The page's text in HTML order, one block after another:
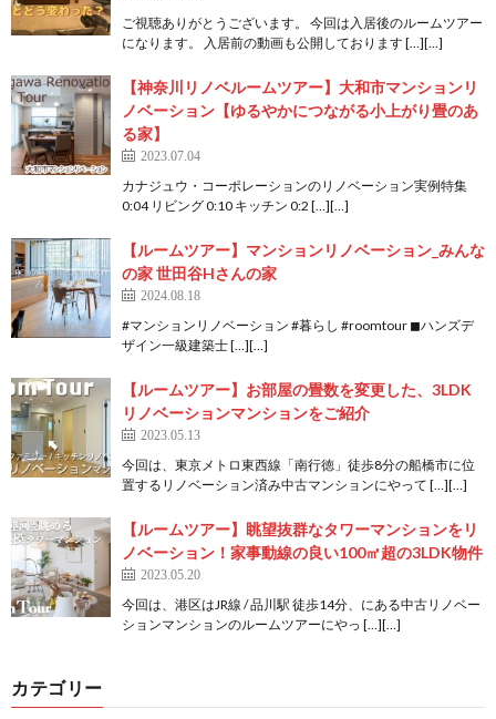
ご視聴ありがとうございます。 今回は入居後のルームツアー
になります。 入居前の動画も公開しております […][…]
【神奈川リノベルームツアー】大和市マンションリ
ノベーション【ゆるやかにつながる小上がり畳のあ
る家】
2023.07.04
カナジュウ・コーポレーションのリノベーション実例特集
0:04 リビング 0:10 キッチン 0:2 […][…]
【ルームツアー】マンションリノベーション_みんな
の家 世田谷Hさんの家
2024.08.18
#マンションリノベーション #暮らし #roomtour ◼︎ハンズデ
ザイン一級建築士 […][…]
【ルームツアー】お部屋の畳数を変更した、3LDK
リノベーションマンションをご紹介
2023.05.13
今回は、東京メトロ東西線「南行徳」徒歩8分の船橋市に位
置するリノベーション済み中古マンションにやって […][…]
【ルームツアー】眺望抜群なタワーマンションをリ
ノベーション！家事動線の良い100㎡超の3LDK物件
2023.05.20
今回は、港区はJR線 / 品川駅 徒歩14分、にある中古リノベー
ションマンションのルームツアーにやっ […][…]
カテゴリー